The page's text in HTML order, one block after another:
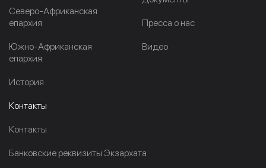
Северо-Африканская
епархия
Южно-Африканская
епархия
История
Пресса о нас
Видео
Контакты
Контакты
Банковские реквизиты Экзархата